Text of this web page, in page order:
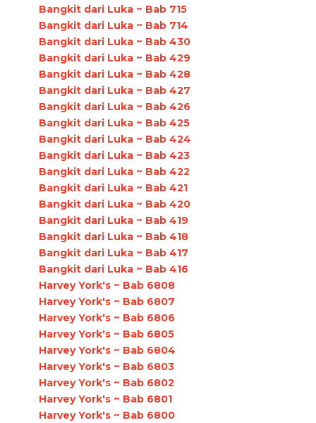
Bangkit dari Luka ~ Bab 715
Bangkit dari Luka ~ Bab 714
Bangkit dari Luka ~ Bab 430
Bangkit dari Luka ~ Bab 429
Bangkit dari Luka ~ Bab 428
Bangkit dari Luka ~ Bab 427
Bangkit dari Luka ~ Bab 426
Bangkit dari Luka ~ Bab 425
Bangkit dari Luka ~ Bab 424
Bangkit dari Luka ~ Bab 423
Bangkit dari Luka ~ Bab 422
Bangkit dari Luka ~ Bab 421
Bangkit dari Luka ~ Bab 420
Bangkit dari Luka ~ Bab 419
Bangkit dari Luka ~ Bab 418
Bangkit dari Luka ~ Bab 417
Bangkit dari Luka ~ Bab 416
Harvey York's ~ Bab 6808
Harvey York's ~ Bab 6807
Harvey York's ~ Bab 6806
Harvey York's ~ Bab 6805
Harvey York's ~ Bab 6804
Harvey York's ~ Bab 6803
Harvey York's ~ Bab 6802
Harvey York's ~ Bab 6801
Harvey York's ~ Bab 6800